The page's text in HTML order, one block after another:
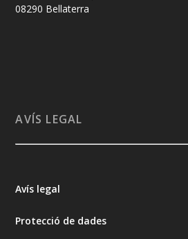
08290 Bellaterra
AVÍS LEGAL
Avís legal
Protecció de dades